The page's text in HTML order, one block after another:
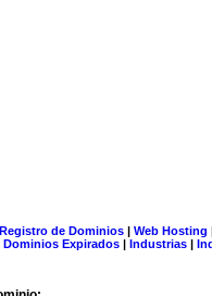
Registro de Dominios| Web Hosting
Dominios Expirados | Industrias |